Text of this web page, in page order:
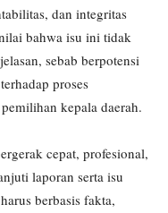
dan integritas
bahwa isu ini tidak
sebab berpotensi
proses
kepala daerah.
cepat, profesional,
laporan serta isu
berbasis fakta,